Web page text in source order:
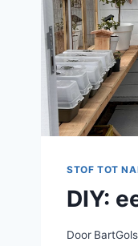
STOF TOT
DIY:
Door